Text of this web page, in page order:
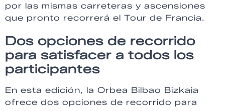
por las mismas carreteras y ascensiones
que pronto recorrerá el Tour de Francia.
Dos opciones de recorrido
para satisfacer a todos los
participantes
En esta edición, la Orbea Bilbao Bizkaia
ofrece dos opciones de recorrido para